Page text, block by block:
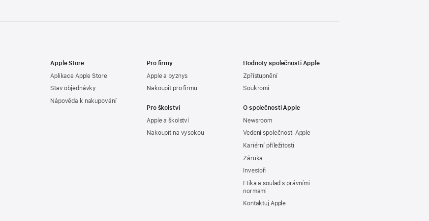
Apple Store
Aplikace Apple Store
Stav objednávky
Nápověda k nakupování
Pro firmy
Apple a byznys
Nakoupit pro firmu
Pro školství
Apple a školství
Nakoupit na vysokou
Hodnoty společnosti Apple
Zpřístupnění
Soukromí
O společnosti Apple
Newsroom
Vedení společnosti Apple
Kariérní příležitosti
Záruka
Investoři
Etika a soulad s právními
normami
Kontaktuj Apple